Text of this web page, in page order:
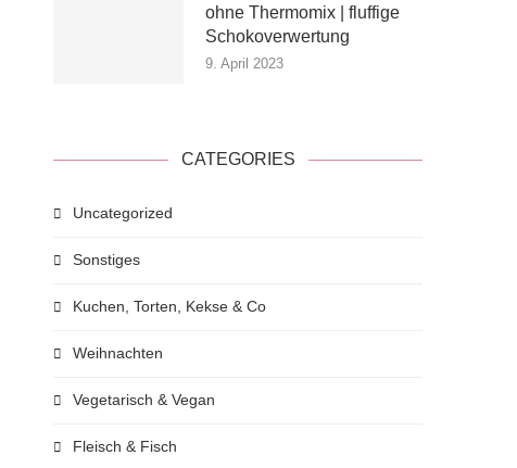
ohne Thermomix | fluffige
Schokoverwertung
9. April 2023
CATEGORIES
Uncategorized
Sonstiges
Kuchen, Torten, Kekse & Co
Weihnachten
Vegetarisch & Vegan
Fleisch & Fisch